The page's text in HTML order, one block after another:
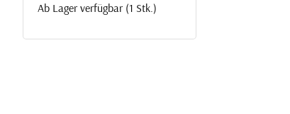
Ab Lager verfügbar (1 Stk.)